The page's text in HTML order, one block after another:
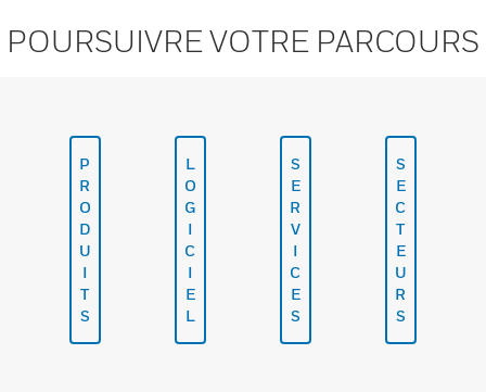
POURSUIVRE VOTRE PARCOURS
P
R
O
D
U
I
T
S
L
O
G
I
C
I
E
L
S
E
R
V
I
C
E
S
S
E
C
T
E
U
R
S